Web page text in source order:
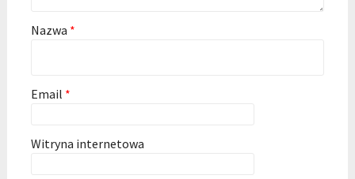
Nazwa *
Email *
Witryna internetowa